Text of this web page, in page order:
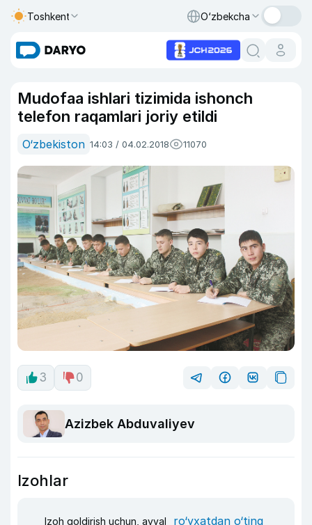
Toshkent O‘zbekcha
Mudofaa ishlari tizimida ishonch
telefon raqamlari joriy etildi
O‘zbekiston 14:03 / 04.02.2018 11070
3 0
Azizbek Abduvaliyev
Izohlar
Izoh qoldirish uchun, avval ro‘yxatdan o‘ting